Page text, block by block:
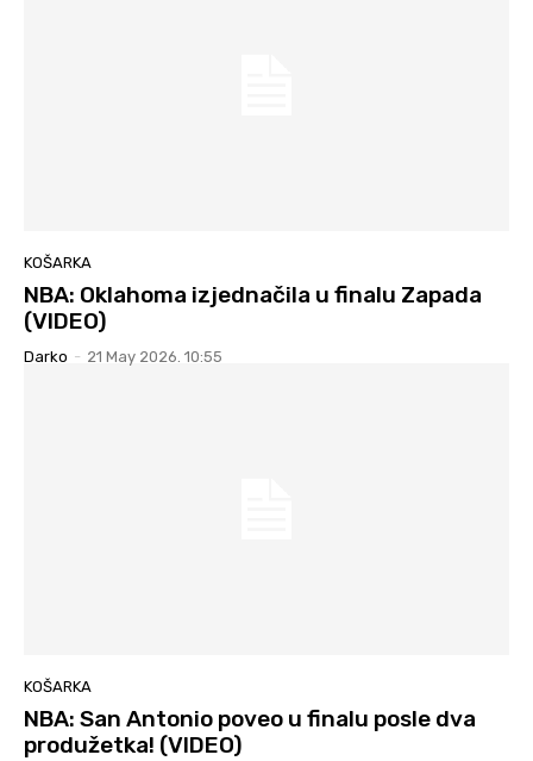
KOŠARKA
NBA: Oklahoma izjednačila u finalu Zapada
(VIDEO)
Darko - 21 May 2026. 10:55
KOŠARKA
NBA: San Antonio poveo u finalu posle dva
produžetka! (VIDEO)